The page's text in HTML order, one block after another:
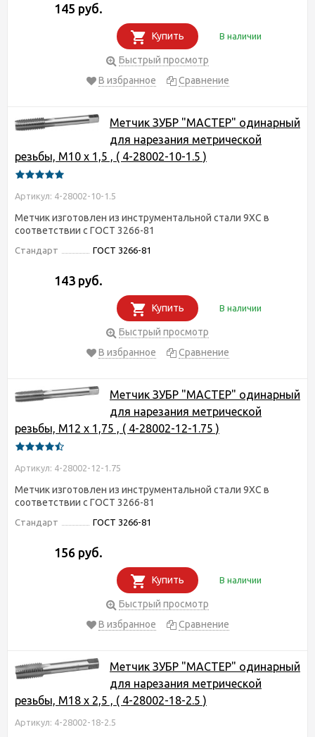
145 руб.
Купить В наличии
Быстрый просмотр
В избранное
Сравнение
Метчик ЗУБР "МАСТЕР" одинарный
для нарезания метрической
резьбы, М10 x 1,5 , ( 4-28002-10-1.5 )
Артикул: 4-28002-10-1.5
Метчик изготовлен из инструментальной стали 9ХС в
соответствии с ГОСТ 3266-81
Стандарт ГОСТ 3266-81
143 руб.
Купить В наличии
Быстрый просмотр
В избранное
Сравнение
Метчик ЗУБР "МАСТЕР" одинарный
для нарезания метрической
резьбы, М12 x 1,75 , ( 4-28002-12-1.75 )
Артикул: 4-28002-12-1.75
Метчик изготовлен из инструментальной стали 9ХС в
соответствии с ГОСТ 3266-81
Стандарт ГОСТ 3266-81
156 руб.
Купить В наличии
Быстрый просмотр
В избранное
Сравнение
Метчик ЗУБР "МАСТЕР" одинарный
для нарезания метрической
резьбы, М18 x 2,5 , ( 4-28002-18-2.5 )
Артикул: 4-28002-18-2.5